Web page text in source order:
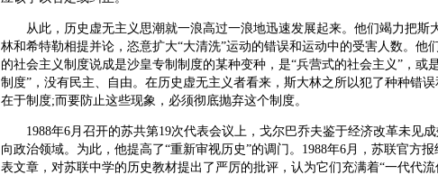
从此，历史虚无主义思潮就一浪高过一浪地迅速发展起来。他们竭力把斯
林和希特勒相提并论，恣意扩大“大清洗”运动的错误和运动中的受害人数。他
的社会主义制度说成是沙皇专制制度的某种变种，是“兵营式的社会主义”，或
制度”，没有民主、自由。在历史虚无主义者看来，斯大林之所以犯了种种错误
在于制度;而要防止这些现象，必须彻底抛弃这个制度。
1988年6月召开的苏共第19次代表会议上，戈尔巴乔夫鉴于经济改革未见
向政治领域。为此，他提高了“重新审视历史”的调门。1988年6月，苏联官方
表文章，对苏联中学的历史教材提出了严厉的批评，认为它们充满着“一代代